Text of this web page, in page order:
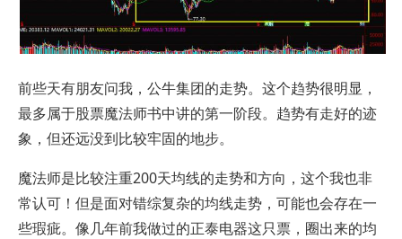
前些天有朋友问我，公牛集团的走势。这个趋势很明显，
最多属于股票魔法师书中讲的第一阶段。趋势有走好的迹
象，但还远没到比较牢固的地步。
魔法师是比较注重200天均线的走势和方向，这个我也非
常认可！但是面对错综复杂的均线走势，可能也会存在一
些瑕疵。像几年前我做过的正泰电器这只票，圈出来的均